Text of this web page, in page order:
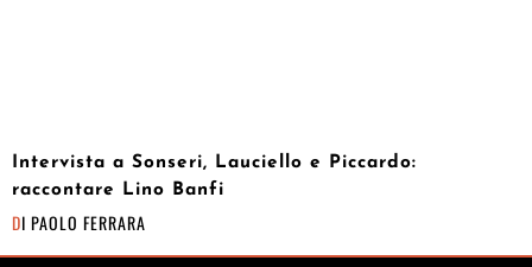
Intervista a Sonseri, Lauciello e Piccardo:
raccontare Lino Banfi
DI PAOLO FERRARA